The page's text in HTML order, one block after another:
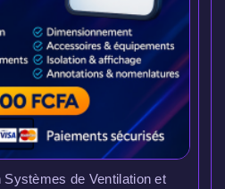
de Ventilation et